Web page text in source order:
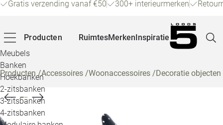
Gratis verzending vanaf €50 300+ interieurmerken
Producten
Meubels
Banken
Hoekbanken
2-zitsbanken
3-zitsbanken
4-zitsbanken
RuimtesMerkenInspiratie
Producten/Accessoires /Woonaccessoires /Decoratie objecten